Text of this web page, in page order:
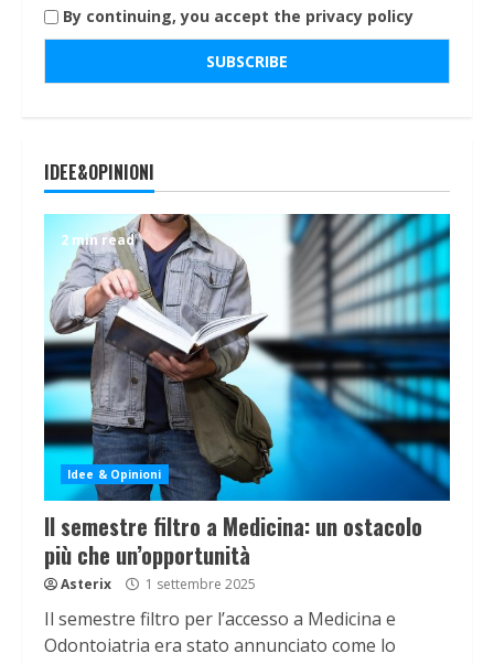
By continuing, you accept the privacy policy
IDEE&OPINIONI
2 min read
Idee & Opinioni
Il semestre filtro a Medicina: un ostacolo
più che un’opportunità
Asterix 1 settembre 2025
Il semestre filtro per l’accesso a Medicina e
Odontoiatria era stato annunciato come lo